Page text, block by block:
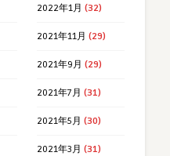
2022年1月 (32)
2021年11月 (29)
2021年9月 (29)
2021年7月 (31)
2021年5月 (30)
2021年3月 (31)